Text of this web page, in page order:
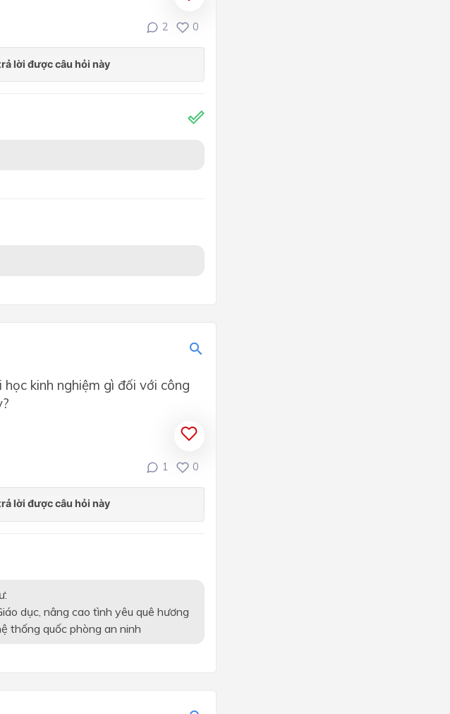
2 0
kinh nghiệm gì đối với công
1 0
dục, nâng cao tình yêu quê hương
thống quốc phòng an ninh